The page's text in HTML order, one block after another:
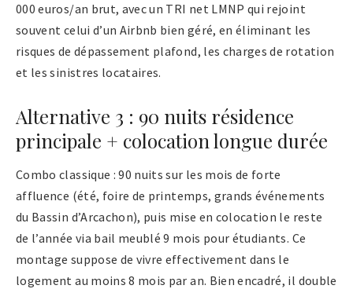
000 euros/an brut, avec un TRI net LMNP qui rejoint
souvent celui d’un Airbnb bien géré, en éliminant les
risques de dépassement plafond, les charges de rotation
et les sinistres locataires.
Alternative 3 : 90 nuits résidence
principale + colocation longue durée
Combo classique : 90 nuits sur les mois de forte
affluence (été, foire de printemps, grands événements
du Bassin d’Arcachon), puis mise en colocation le reste
de l’année via bail meublé 9 mois pour étudiants. Ce
montage suppose de vivre effectivement dans le
logement au moins 8 mois par an. Bien encadré, il double